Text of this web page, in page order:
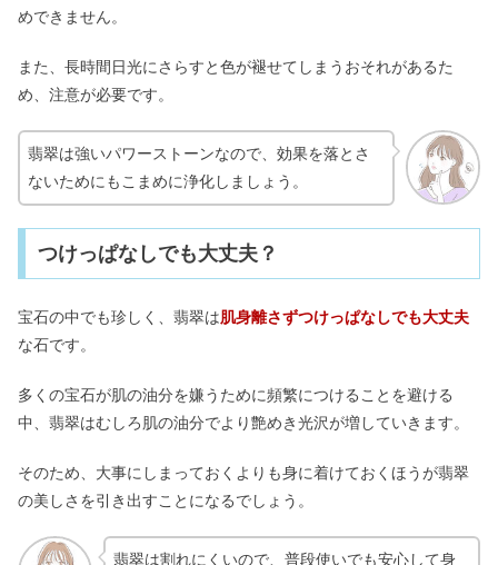
めできません。
また、長時間日光にさらすと色が褪せてしまうおそれがあるた
め、注意が必要です。
翡翠は強いパワーストーンなので、効果を落とさ
ないためにもこまめに浄化しましょう。
つけっぱなしでも大丈夫？
宝石の中でも珍しく、翡翠は肌身離さずつけっぱなしでも大丈夫
な石です。
多くの宝石が肌の油分を嫌うために頻繁につけることを避ける
中、翡翠はむしろ肌の油分でより艶めき光沢が増していきます。
そのため、大事にしまっておくよりも身に着けておくほうが翡翠
の美しさを引き出すことになるでしょう。
翡翠は割れにくいので、普段使いでも安心して身